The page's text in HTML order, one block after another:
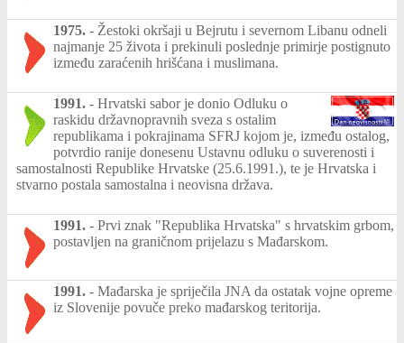
1975. - Žestoki okršaji u Bejrutu i severnom Libanu odneli
najmanje 25 života i prekinuli poslednje primirje postignuto
između zaraćenih hrišćana i muslimana.
1991. - Hrvatski sabor je donio Odluku o
raskidu državnopravnih sveza s ostalim
republikama i pokrajinama SFRJ kojom je, između ostalog,
potvrdio ranije donesenu Ustavnu odluku o suverenosti i
samostalnosti Republike Hrvatske (25.6.1991.), te je Hrvatska i
stvarno postala samostalna i neovisna država.
1991. - Prvi znak "Republika Hrvatska" s hrvatskim grbom,
postavljen na graničnom prijelazu s Mađarskom.
1991. - Mađarska je spriječila JNA da ostatak vojne opreme
iz Slovenije povuče preko mađarskog teritorija.